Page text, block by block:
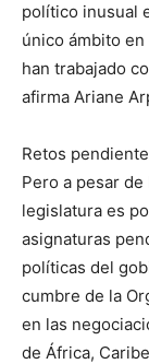
político inusual
único ámbito
han trabajado
afirma Ariane
Retos
Pero a pesar
legislatura es
asignaturas
políticas del
cumbre de la
en las
de África,